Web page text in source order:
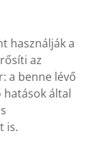
használják a
az
a benne lévő
által
is.